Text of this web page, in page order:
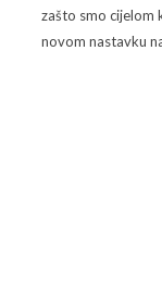
zašto smo cijelom
novom nastavku